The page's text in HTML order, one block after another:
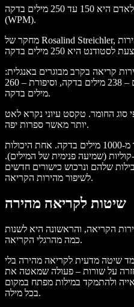
מהירות הקריאה הממוצעת לאדם היא 150 עד 250 מילים בדקה
(WPM).
מחקר של Rosalind Streichler, מאונ' קליפורניה, סן דייגו, מצא שמהירות
קריאה בקרב מבוגרים באנגלית:
קריאה שקטה של טקסטים עיוניים – 238 מילים בדקה, וסיפורת – 260
מילים בדקה.
סוג החומר. טקסט עיוני נקרא לאט
יותר מאשר ספרות יפה.
קוראים מהירים מגיעים גם ליותר מ-1000 מילים בדקה. אחת היכולות
(שמיעה פנימית של המילים).
שלהם ונרכוש כישורים חדשים
לשיפור מהירות הקריאה.
שיטות לקריאה מהירה
הקריאה, והראשונה היא לשנות
כמה מהרגלי הקריאה.
שיטה מדעית לקריאה מהירה בלי
על שורות – פעולה שמאטה את
ולהתמקד במילות מפתח במקום
בכל מילה.